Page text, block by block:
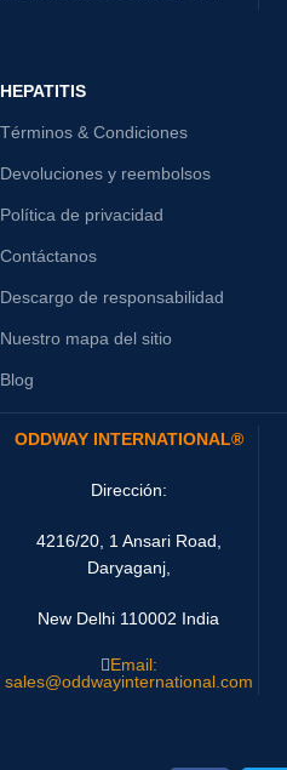
HEPATITIS
Términos & Condiciones
Devoluciones y reembolsos
Política de privacidad
Contáctanos
Descargo de responsabilidad
Nuestro mapa del sitio
Blog
ODDWAY INTERNATIONAL®
Dirección:
4216/20, 1 Ansari Road,
Daryaganj,
New Delhi 110002 India
Email:
sales@oddwayinternational.com